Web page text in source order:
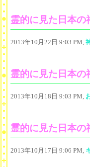
霊的に見た日本
2013年10月22日 9:03 PM,
霊的に見た日本
2013年10月18日 9:03 PM,
霊的に見た日本
2013年10月17日 9:06 PM,